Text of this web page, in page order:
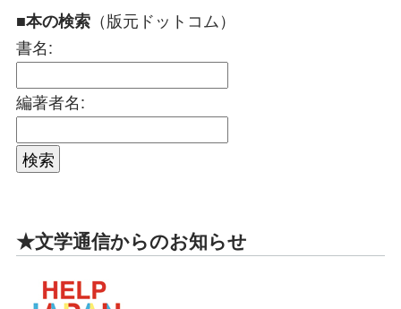
■本の検索 （版元ドットコム）
書名:
編著者名:
★文学通信からのお知らせ